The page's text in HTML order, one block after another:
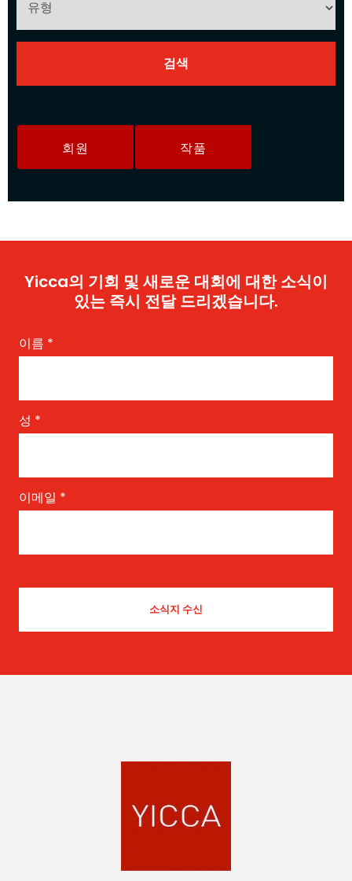
회원 작품
Yicca의 기회 및 새로운 대회에 대한 소식이
있는 즉시 전달 드리겠습니다.
이름 *
성 *
이메일 *